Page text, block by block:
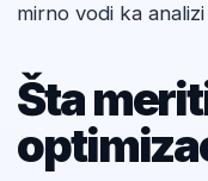
mirno vodi ka
Šta